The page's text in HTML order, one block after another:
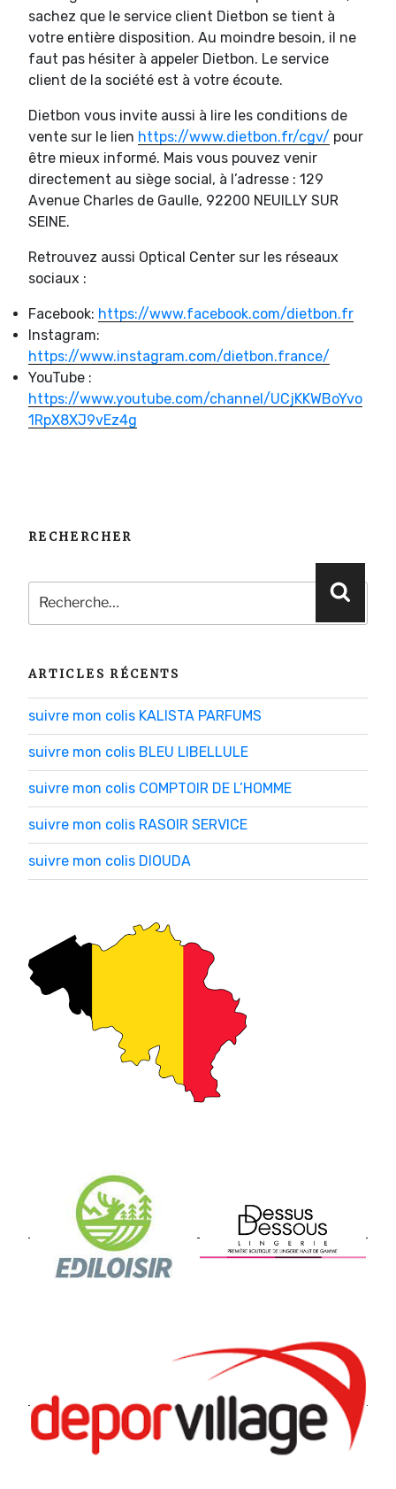
sachez que le service client Dietbon se tient à
votre entière disposition. Au moindre besoin, il ne
faut pas hésiter à appeler Dietbon. Le service
client de la société est à votre écoute.
Dietbon vous invite aussi à lire les conditions de
vente sur le lien https://www.dietbon.fr/cgv/ pour
être mieux informé. Mais vous pouvez venir
directement au siège social, à l’adresse : 129
Avenue Charles de Gaulle, 92200 NEUILLY SUR
SEINE.
Retrouvez aussi Optical Center sur les réseaux
sociaux :
Facebook: https://www.facebook.com/dietbon.fr
Instagram:
https://www.instagram.com/dietbon.france/
YouTube :
https://www.youtube.com/channel/UCjKKWBoYvo
1RpX8XJ9vEz4g
RECHERCHER
Recherche
pour
:
ARTICLES RÉCENTS
suivre mon colis KALISTA PARFUMS
suivre mon colis BLEU LIBELLULE
suivre mon colis COMPTOIR DE L’HOMME
suivre mon colis RASOIR SERVICE
suivre mon colis DIOUDA